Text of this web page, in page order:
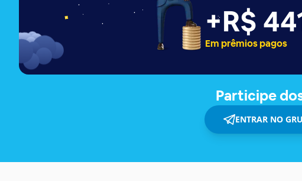
+R$
Em prêmios pagos
Participe
ENTRAR NO